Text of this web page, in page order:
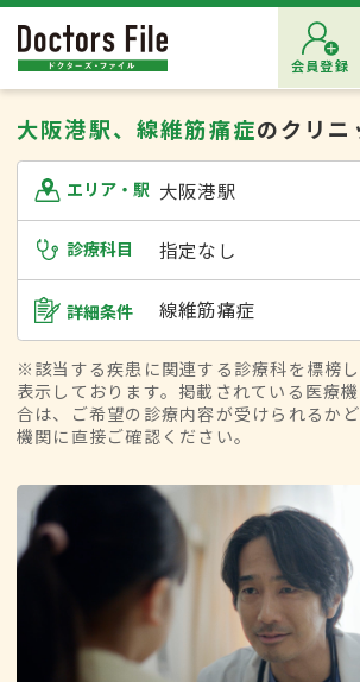
会員登録
大阪港駅、線維筋痛症のクリニ
エリア・駅 大阪港駅
診療科目 指定なし
詳細条件 線維筋痛症
※該当する疾患に関連する診療科を標榜
表示しております。掲載されている医療
合は、ご希望の診療内容が受けられるか
機関に直接ご確認ください。